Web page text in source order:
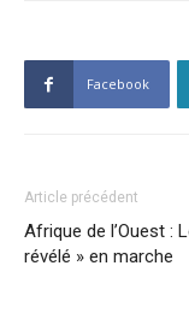
Facebook
Article précédent
Afrique de l’Ouest :
révélé » en marche